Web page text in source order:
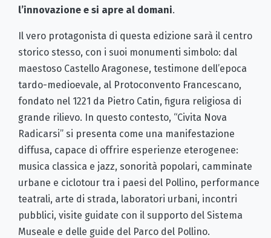
l’innovazione e si apre al domani.
Il vero protagonista di questa edizione sarà il centro
storico stesso, con i suoi monumenti simbolo: dal
maestoso Castello Aragonese, testimone dell’epoca
tardo-medioevale, al Protoconvento Francescano,
fondato nel 1221 da Pietro Catin, figura religiosa di
grande rilievo. In questo contesto, “Civita Nova
Radicarsi” si presenta come una manifestazione
diffusa, capace di offrire esperienze eterogenee:
musica classica e jazz, sonorità popolari, camminate
urbane e ciclotour tra i paesi del Pollino, performance
teatrali, arte di strada, laboratori urbani, incontri
pubblici, visite guidate con il supporto del Sistema
Museale e delle guide del Parco del Pollino.